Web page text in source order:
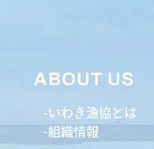
ABOUT US
いわき漁協とは
組織情報